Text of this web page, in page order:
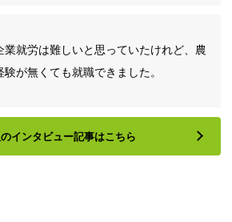
業就労は難しいと思っていたけれど、農
験が無くても就職できました。
インタビュー記事はこちら